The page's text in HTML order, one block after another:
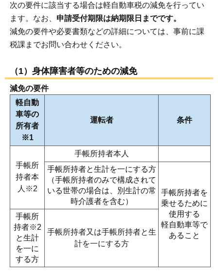
次の要件に該当する場合は軽自動車税の減免を行ってい
ます。なお、 申請受付期限は納期限日までです。
減免の要件や必要書類などの詳細については、事前に課
税課までお問い合わせください。
（1）身体障害者等のための減免
減免の要件
軽自動
車等の
所有者
※1
運転者 条件
手帳所
持者本
人※2
手帳所持者本人
手帳所持者と生計を一にする方
（手帳所持者のみで構成されて
いる世帯の場合は、別生計の常
時介護者を含む）
手帳所持者を
乗せるために
使用する
軽自動車等で
あること
手帳所
持者※2
と生計
を一に
する方
手帳所持者又は手帳所持者と生
計を一にする方